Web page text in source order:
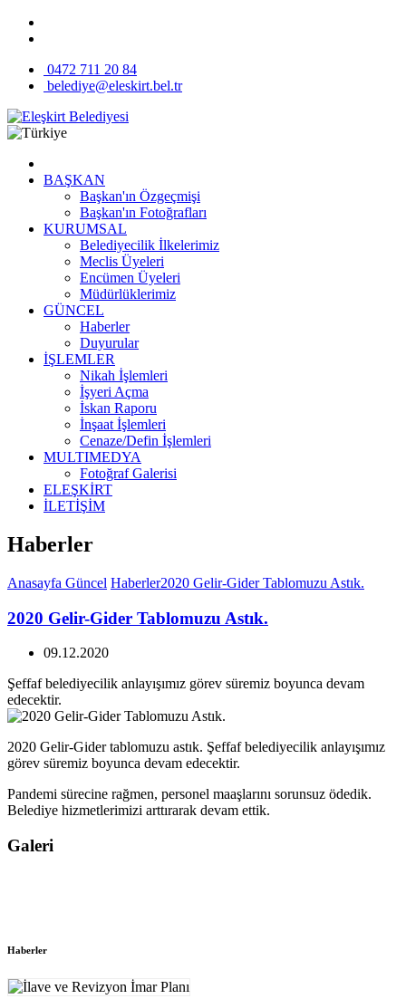
0472 711 20 84
belediye@eleskirt.bel.tr
BAŞKAN
Başkan'ın Özgeçmişi
Başkan'ın Fotoğrafları
KURUMSAL
Belediyecilik İlkelerimiz
Meclis Üyeleri
Encümen Üyeleri
Müdürlüklerimiz
GÜNCEL
Haberler
Duyurular
İŞLEMLER
Nikah İşlemleri
İşyeri Açma
İskan Raporu
İnşaat İşlemleri
Cenaze/Defin İşlemleri
MULTIMEDYA
Fotoğraf Galerisi
ELEŞKİRT
İLETİŞİM
Haberler
Anasayfa Güncel Haberler2020 Gelir-Gider Tablomuzu Astık.
2020 Gelir-Gider Tablomuzu Astık.
09.12.2020
Şeffaf belediyecilik anlayışımız görev süremiz boyunca devam
edecektir.
2020 Gelir-Gider tablomuzu astık. Şeffaf belediyecilik anlayışımız
görev süremiz boyunca devam edecektir.
Pandemi sürecine rağmen, personel maaşlarını sorunsuz ödedik.
Belediye hizmetlerimizi arttırarak devam ettik.
Galeri
Haberler